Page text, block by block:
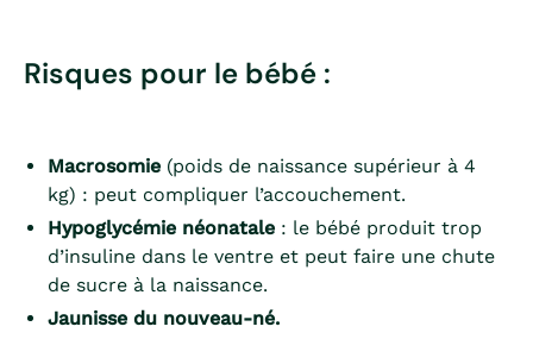
Risques pour le bébé :
Macrosomie (poids de naissance supérieur à 4
kg) : peut compliquer l’accouchement.
Hypoglycémie néonatale : le bébé produit trop
d’insuline dans le ventre et peut faire une chute
de sucre à la naissance.
Jaunisse du nouveau-né.